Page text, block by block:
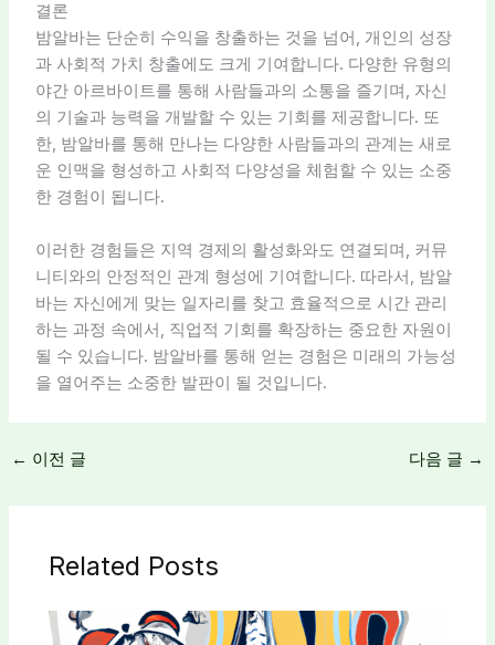
결론
밤알바는 단순히 수익을 창출하는 것을 넘어, 개인의 성장
과 사회적 가치 창출에도 크게 기여합니다. 다양한 유형의
야간 아르바이트를 통해 사람들과의 소통을 즐기며, 자신
의 기술과 능력을 개발할 수 있는 기회를 제공합니다. 또
한, 밤알바를 통해 만나는 다양한 사람들과의 관계는 새로
운 인맥을 형성하고 사회적 다양성을 체험할 수 있는 소중
한 경험이 됩니다.
이러한 경험들은 지역 경제의 활성화와도 연결되며, 커뮤
니티와의 안정적인 관계 형성에 기여합니다. 따라서, 밤알
바는 자신에게 맞는 일자리를 찾고 효율적으로 시간 관리
하는 과정 속에서, 직업적 기회를 확장하는 중요한 자원이
될 수 있습니다. 밤알바를 통해 얻는 경험은 미래의 가능성
을 열어주는 소중한 발판이 될 것입니다.
← 이전 글 다음 글 →
Related Posts